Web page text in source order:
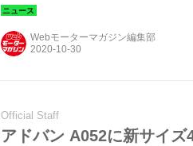
Webモーターマガジン編集部
Official Staff
アドバン A052に新サイ